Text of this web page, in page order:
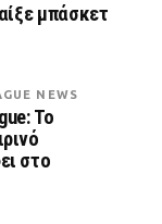
μπάσκετ
NEWS
Το
στο